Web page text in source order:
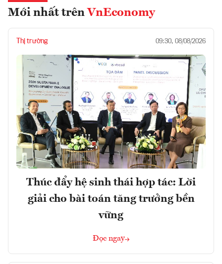
Mới nhất trên VnEconomy
Thị trường 09:30, 08/08/2026
Thúc đẩy hệ sinh thái hợp tác: Lời
giải cho bài toán tăng trưởng bền
vững
Đọc ngay